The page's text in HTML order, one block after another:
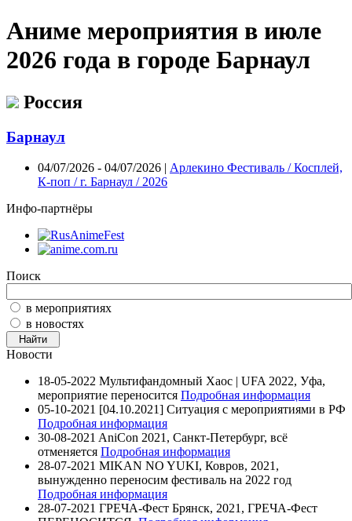
Аниме мероприятия в июле
2026 года в городе Барнаул
Россия
Барнаул
04/07/2026 - 04/07/2026 | Арлекино Фестиваль / Косплей,
К-поп / г. Барнаул / 2026
Инфо-партнёры
Поиск
в мероприятиях
в новостях
Новости
18-05-2022 Мультифандомный Хаос | UFA 2022, Уфа,
мероприятие переносится Подробная информация
05-10-2021 [04.10.2021] Ситуация с мероприятиями в РФ
Подробная информация
30-08-2021 AniCon 2021, Санкт-Петербург, всё
отменяется Подробная информация
28-07-2021 MIKAN NO YUKI, Ковров, 2021,
вынужденно переносим фестиваль на 2022 год
Подробная информация
28-07-2021 ГРЕЧА-Фест Брянск, 2021, ГРЕЧА-Фест